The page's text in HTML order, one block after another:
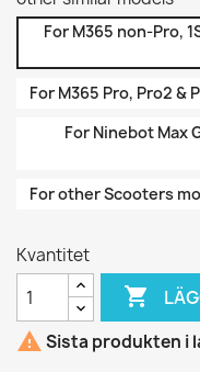
For M365 non-Pro,
For M365 Pro, Pro2 &
For Ninebot Max
For other Scooters
Kvantitet

 Sista produkten i